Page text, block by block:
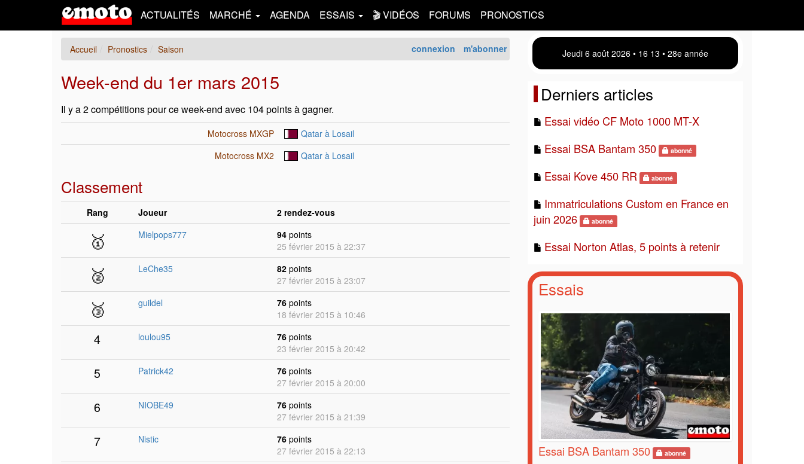
ACTUALITÉS MARCHÉ AGENDA ESSAIS 🎬 VIDÉOS FORUMS PRONOSTICS
connexion m'abonner
Accueil Pronostics Saison
Week-end du 1er mars 2015
Il y a 2 compétitions pour ce week-end avec 104 points à gagner.
Motocross MXGP
Qatar à Losail
Motocross MX2
Qatar à Losail
Classement
Rang Joueur 2 rendez-vous
🥇 Mielpops777 94 points
25 février 2015 à 22:37
🥈 LeChe35 82 points
27 février 2015 à 23:07
🥉 guildel 76 points
18 février 2015 à 10:46
4 loulou95 76 points
23 février 2015 à 20:42
5 Patrick42 76 points
27 février 2015 à 20:00
6 NIOBE49 76 points
27 février 2015 à 21:39
7 Nistic 76 points
27 février 2015 à 22:13
Jeudi 6 août 2026 • 16:13 • 28e année
Derniers articles
Essai vidéo CF Moto 1000 MT-X
Essai BSA Bantam 350
abonné
Essai Kove 450 RR abonné
Immatriculations Custom en France en
juin 2026
abonné
Essai Norton Atlas, 5 points à retenir
Essais
Essai BSA Bantam 350 abonné